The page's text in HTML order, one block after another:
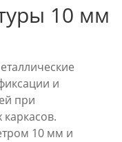
10 мм
и
при
10 мм и